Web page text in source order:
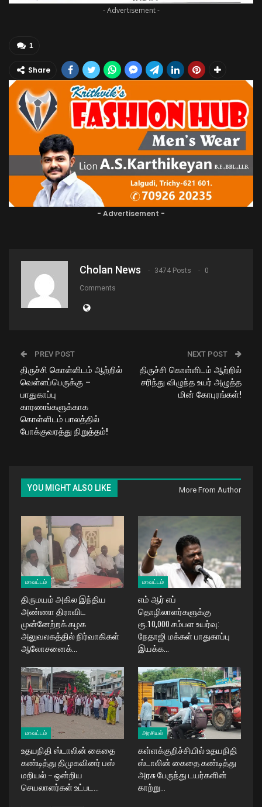
- Advertisement -
1
Share
- Advertisement -
Cholan News 3474 Posts 0
Comments
PREV POST
திருச்சி கொள்ளிடம் ஆற்றில்
வெள்ளப்பெருக்கு –
பாதுகாப்பு
காரணங்களுக்காக
கொள்ளிடம் பாலத்தில்
போக்குவரத்து நிறுத்தம்!
NEXT POST
திருச்சி கொள்ளிடம் ஆற்றில்
சரிந்து விழுந்த உயர் அழுத்த
மின் கோபுரங்கள்!
YOU MIGHT ALSO LIKE More From Author
மாவட்டம்
திருமயம் அகில இந்திய
அண்ணா திராவிட
முன்னேற்றக் கழக
அலுவலகத்தில் நிர்வாகிகள்
ஆலோசனைக்…
மாவட்டம்
எம் ஆர் எப்
தொழிலாளர்களுக்கு
ரூ.10,000 சம்பள உயர்வு:
நேதாஜி மக்கள் பாதுகாப்பு
இயக்க…
மாவட்டம்
உதயநிதி ஸ்டாலின் கைதை
கண்டித்து திமுகவினர் பஸ்
மறியல் – ஒன்றிய
செயலாளர்கள் உட்பட…
அரசியல்
கள்ளக்குறிச்சியில் உதயநிதி
ஸ்டாலின் கைதை கண்டித்து
அரசு பேருந்து டயர்களின்
காற்று…